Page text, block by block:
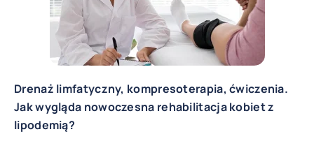
Drenaż limfatyczny, kompresoterapia, ćwiczenia.
Jak wygląda nowoczesna rehabilitacja kobiet z
lipodemią?